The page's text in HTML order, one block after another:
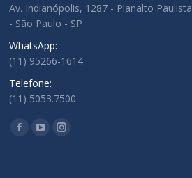
Av. Indianópolis, 1287 - Planalto Paulista
- São Paulo - SP
WhatsApp:
(11) 95266-1614
Telefone:
(11) 5053.7500
Encontre-nos em:
Facebook
YouTubeInstagram